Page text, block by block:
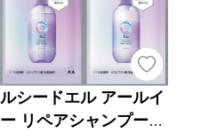
ルシードエル アールイ
ー リペアシャンプー・